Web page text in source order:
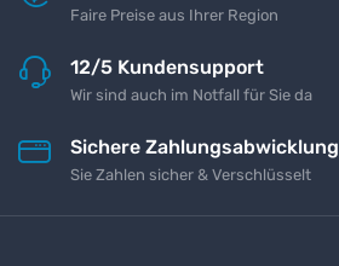
Faire Preise aus Ihrer Region
12/5 Kundensupport
Wir sind auch im Notfall für Sie da
Sichere Zahlungsabwicklung
Sie Zahlen sicher & Verschlüsselt